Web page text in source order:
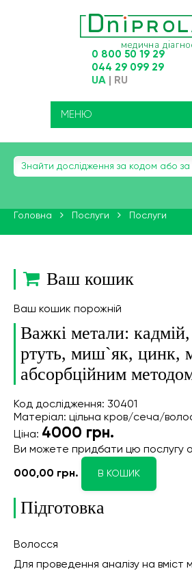
0 800 50 19 29
044 29 099 29
UA RU
МЕНЮ
Головна Послуги Послуги
Ваш кошик
Ваш кошик порожній
Важкі метали:
ртуть, миш`як, цинк,
абсорбційним
Код дослідження: 30401
Матеріал: цільна кров/сеча/
Ціна: 4000 грн.
Ви можете придбати цю послугу
000,00 грн. В КОШИК
Підготовка
Волосся
Для проведення аналізу на вміст